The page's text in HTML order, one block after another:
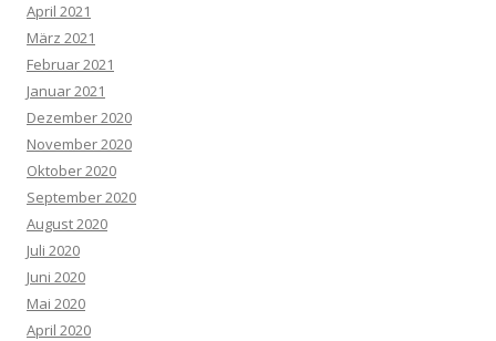
April 2021
März 2021
Februar 2021
Januar 2021
Dezember 2020
November 2020
Oktober 2020
September 2020
August 2020
Juli 2020
Juni 2020
Mai 2020
April 2020